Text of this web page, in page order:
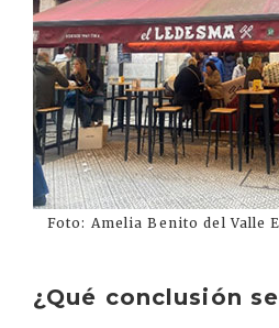
Foto: Amelia Benito del Valle
¿Qué conclusión